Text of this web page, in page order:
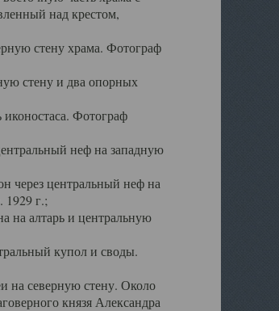
над крестом,
стену храма. Фотограф
стену и два опорных
Фотограф
неф на западную
через центральный неф на
1929 г.;
на алтарь и центральную
купол и своды.
на северную стену. Около
князя Александра